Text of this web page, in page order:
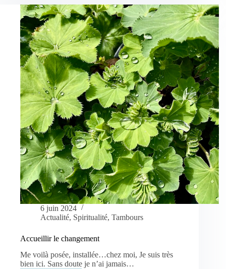
créatif
mis
en
lumière
au
travers
de
la
réalisation
des
tambours
chamaniques.
6 juin 2024
Actualité, Spiritualité, Tambours
Accueillir le changement
Me voilà posée, installée…chez moi, Je suis très
bien ici. Sans doute je n’ai jamais…